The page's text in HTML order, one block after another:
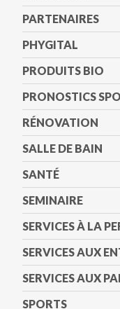
PARTENAIRES
PHYGITAL
PRODUITS BIO
PRONOSTICS
RÉNOVATION
SALLE DE BAIN
SANTÉ
SEMINAIRE
SERVICES À LA
SERVICES AUX
SERVICES AUX
SPORTS